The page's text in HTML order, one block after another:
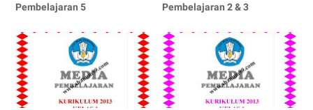
Pembelajaran 5
Pembelajaran 2 & 3